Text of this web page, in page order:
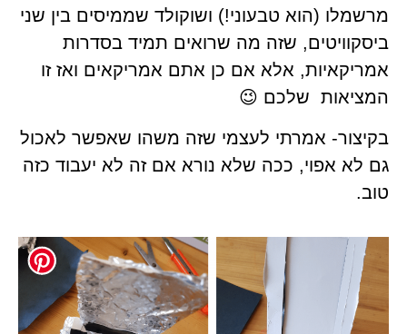
מרשמלו (הוא טבעוני!) ושוקולד שממיסים בין שני
ביסקוויטים, שזה מה שרואים תמיד בסדרות
אמריקאיות, אלא אם כן אתם אמריקאים ואז זו
המציאות שלכם 😉
בקיצור- אמרתי לעצמי שזה משהו שאפשר לאכול
גם לא אפוי, ככה שלא נורא אם זה לא יעבוד כזה
טוב.